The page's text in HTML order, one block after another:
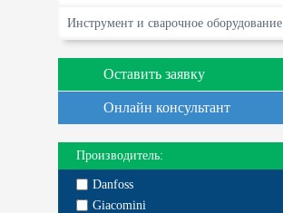
Инструмент и сварочное оборудование
Оставить заявку
Онлайн консультант
Производитель:
Danfoss
Giacomini